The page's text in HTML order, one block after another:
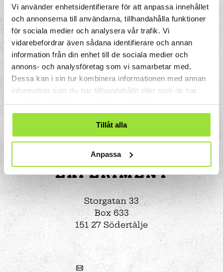
Vi använder enhetsidentifierare för att anpassa innehållet
och annonserna till användarna, tillhandahålla funktioner
för sociala medier och analysera vår trafik. Vi
vidarebefordrar även sådana identifierare och annan
information från din enhet till de sociala medier och
annons- och analysföretag som vi samarbetar med.
Dessa kan i sin tur kombinera informationen med annan
information som du har tillhandahållit eller som de har
samlat in när du har använt deras tjänster.
Tillåt alla
Anpassa
Storgatan 33
Box 633
151 27 Södertälje